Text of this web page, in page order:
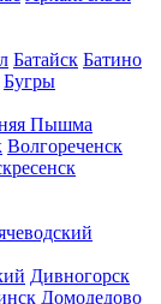
Батайск Батино
Бугры
Пышма
Волгореченск
Дивногорск
Домодедово